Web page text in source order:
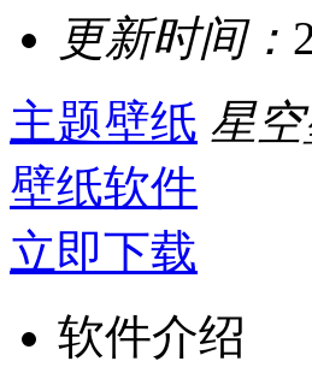
更新时间：
主题壁纸 星
壁纸软件
立即下载
软件介绍